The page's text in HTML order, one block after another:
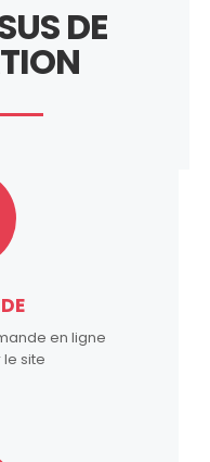
DE
en ligne
site